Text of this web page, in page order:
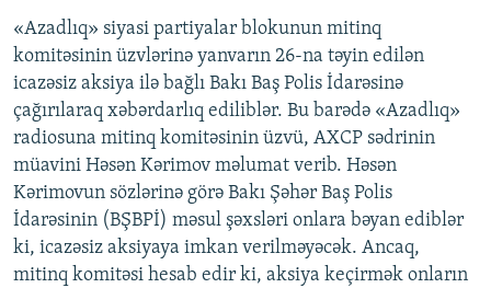
XƏBƏR BÜLLETENLƏRIMIZ
«Azadlıq» siyasi partiyalar blokunun mitinq
komitəsinin üzvlərinə yanvarın 26-na təyin edilən
icazəsiz aksiya ilə bağlı Bakı Baş Polis İdarəsinə
çağırılaraq xəbərdarlıq ediliblər. Bu barədə «Azadlıq»
radiosuna mitinq komitəsinin üzvü, AXCP sədrinin
müavini Həsən Kərimov məlumat verib. Həsən
Kərimovun sözlərinə görə Bakı Şəhər Baş Polis
İdarəsinin (BŞBPİ) məsul şəxsləri onlara bəyan ediblər
ki, icazəsiz aksiyaya imkan verilməyəcək. Ancaq,
mitinq komitəsi hesab edir ki, aksiya keçirmək onların